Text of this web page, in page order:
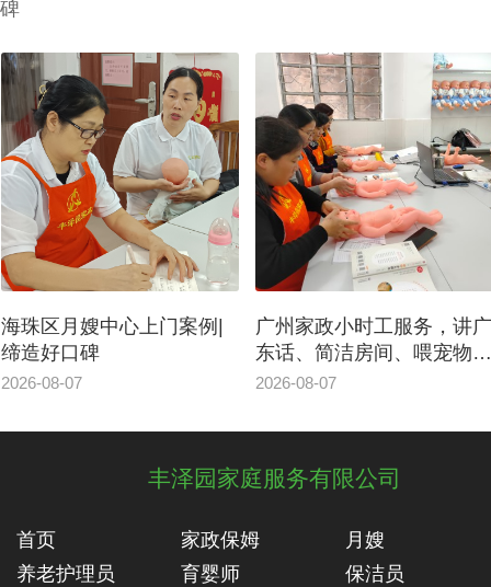
碑
海珠区月嫂中心上门案例|
缔造好口碑
2026-08-07
广州家政小时工服务，讲广
东话、简洁房间、喂宠物吃
东西
2026-08-07
丰泽园家庭服务有限公司
首页 家政保姆
月嫂
养老护理员
育婴师
保洁员